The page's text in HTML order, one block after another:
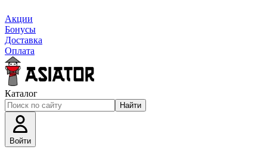
Акции
Бонусы
Доставка
Оплата
Каталог
Найти
Войти